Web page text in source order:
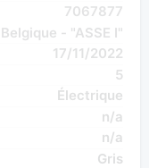
7067877
Belgique - "ASSE I"
17/11/2022
5
Électrique
n/a
n/a
Gris